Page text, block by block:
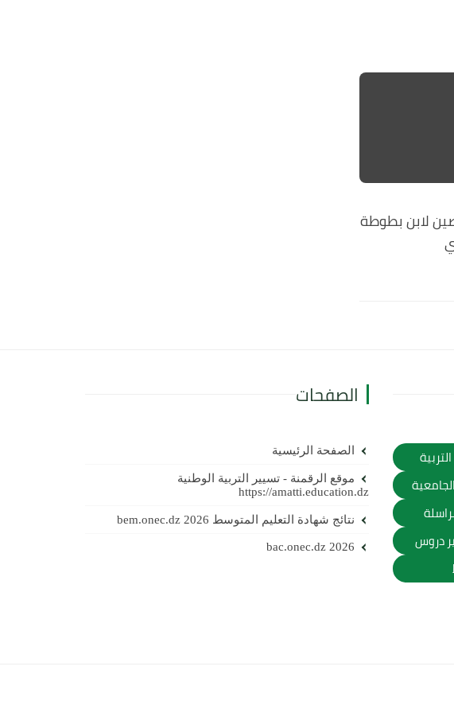
لابن بطوطة
دروس
الصفحات
الصفحة الرئيسية
موقع الرقمنة - تسيير التربية الوطنية
https://amatti.education.dz
نتائج شهادة التعليم المتوسط 2026 bem.onec.dz
bac.onec.dz 2026